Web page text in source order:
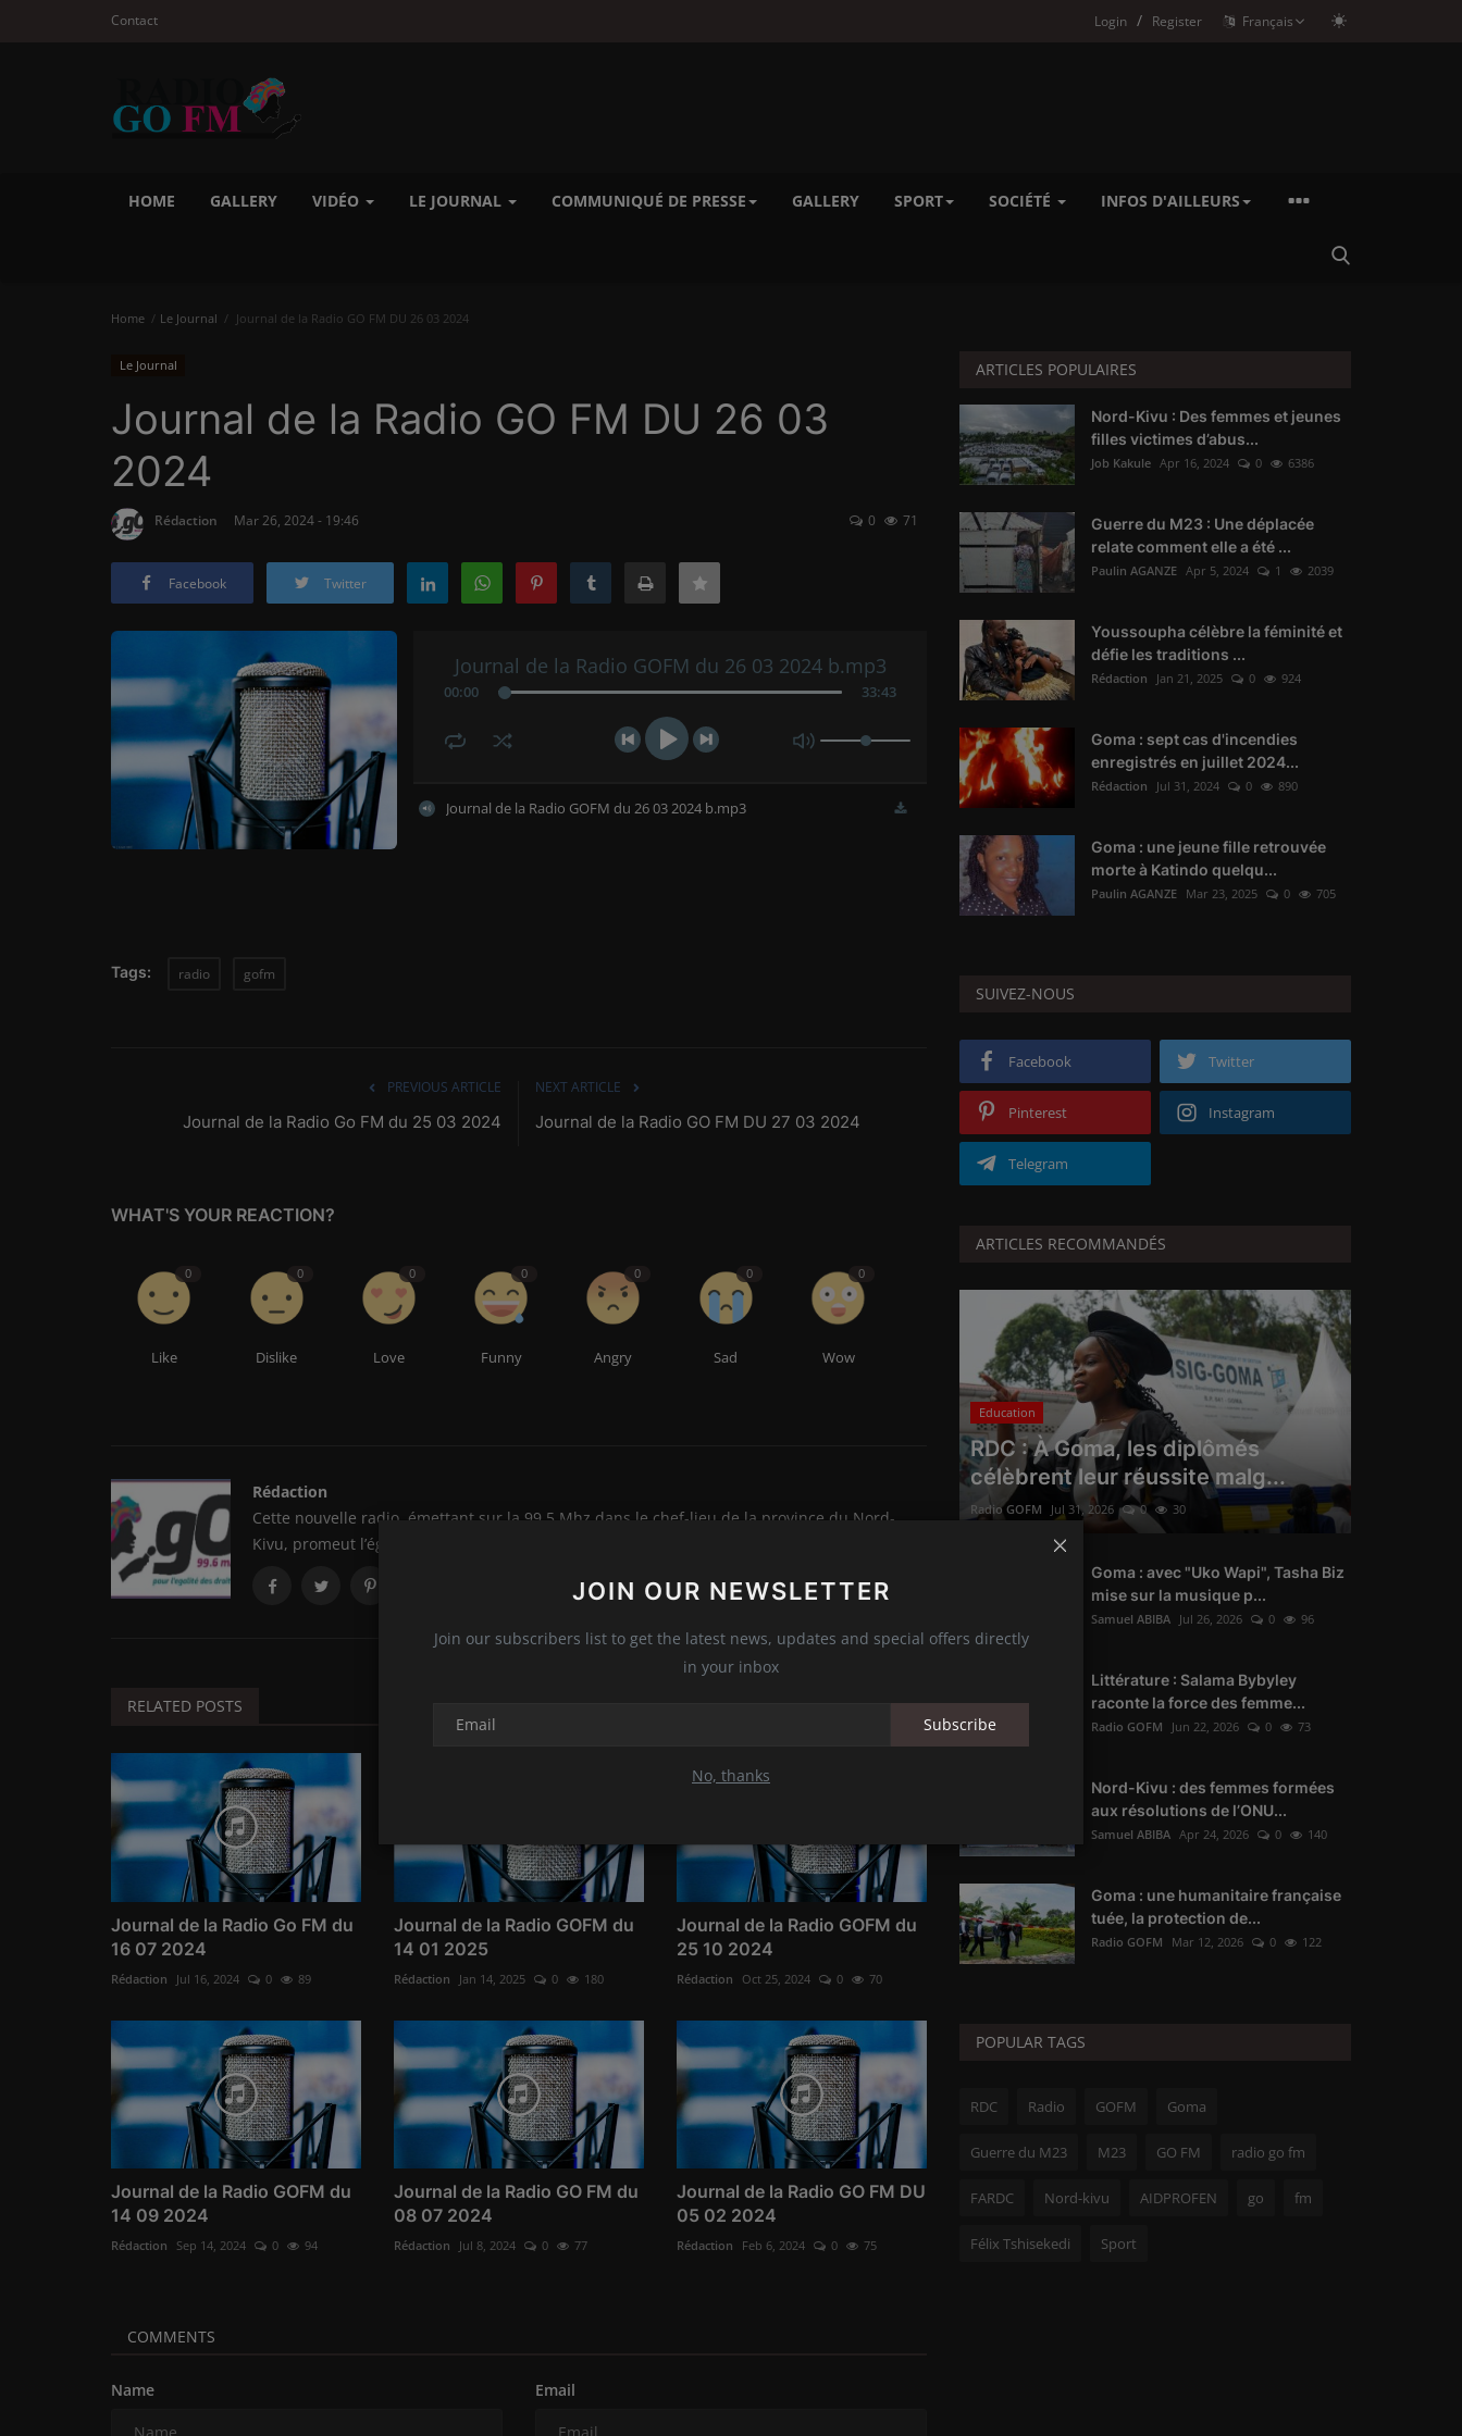
Contact Login / Register Français
HOME GALLERY VIDÉO LE JOURNAL COMMUNIQUÉ DE PRESSE GALLERY SPORT SOCIÉTÉ INFOS D'AILLEURS
JOIN OUR NEWSLETTER
Join our subscribers list to get the latest news, updates and special offers directly
in your inbox
Subscribe
No, thanks
Home Le Journal Journal de la Radio GO FM DU 26 03 2024
Le Journal
Journal de la Radio GO FM DU 26 03
2024
Rédaction Mar 26, 2024 - 19:46 0 71
Facebook Twitter
Journal de la Radio GOFM du 26 03 2024 b.mp3
00:00 33:43
Journal de la Radio GOFM du 26 03 2024 b.mp3
Tags: radio gofm
PREVIOUS ARTICLE
Journal de la Radio Go FM du 25 03 2024
NEXT ARTICLE
Journal de la Radio GO FM DU 27 03 2024
WHAT'S YOUR REACTION?
0
Like
0
Dislike
0
Love
0
Funny
0
Angry
0
Sad
0
Wow
Rédaction
Cette nouvelle radio, émettant sur la 99.5 Mhz dans le chef-lieu de la province du Nord-
Kivu, promeut l’égalité des droits.
RELATED POSTS
Journal de la Radio Go FM du
16 07 2024
Rédaction Jul 16, 2024 0 89
Journal de la Radio GOFM du
14 01 2025
Rédaction Jan 14, 2025 0 180
Journal de la Radio GOFM du
25 10 2024
Rédaction Oct 25, 2024 0 70
Journal de la Radio GOFM du
14 09 2024
Rédaction Sep 14, 2024 0 94
Journal de la Radio GO FM du
08 07 2024
Rédaction Jul 8, 2024 0 77
Journal de la Radio GO FM DU
05 02 2024
Rédaction Feb 6, 2024 0 75
COMMENTS
Name Email
ARTICLES POPULAIRES
Nord-Kivu : Des femmes et jeunes
filles victimes d’abus...
Job Kakule Apr 16, 2024 0 6386
Guerre du M23 : Une déplacée
relate comment elle a été ...
Paulin AGANZE Apr 5, 2024 1 2039
Youssoupha célèbre la féminité et
défie les traditions ...
Rédaction Jan 21, 2025 0 924
Goma : sept cas d'incendies
enregistrés en juillet 2024...
Rédaction Jul 31, 2024 0 890
Goma : une jeune fille retrouvée
morte à Katindo quelqu...
Paulin AGANZE Mar 23, 2025 0 705
SUIVEZ-NOUS
Facebook Twitter
Pinterest Instagram
Telegram
ARTICLES RECOMMANDÉS
Education
RDC : À Goma, les diplômés
célèbrent leur réussite malg...
Radio GOFM Jul 31, 2026 0 30
Goma : avec "Uko Wapi", Tasha Biz
mise sur la musique p...
Samuel ABIBA Jul 26, 2026 0 96
Littérature : Salama Bybyley
raconte la force des femme...
Radio GOFM Jun 22, 2026 0 73
Nord-Kivu : des femmes formées
aux résolutions de l’ONU...
Samuel ABIBA Apr 24, 2026 0 140
Goma : une humanitaire française
tuée, la protection de...
Radio GOFM Mar 12, 2026 0 122
POPULAR TAGS
RDC Radio GOFM Goma
Guerre du M23 M23 GO FM radio go fm
FARDC Nord-kivu AIDPROFEN go fm
Félix Tshisekedi Sport